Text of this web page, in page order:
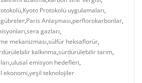
,Kyoto Protokolü uygulamaları,
,Paris Anlaşması,perflorokarbonlar,
,sera gazları,
mekanizması,sülfür heksaflorür,
kalkınma,sürdürülebilir tarım,
,ulusal emisyon hedefleri,
ekonomi,yeşil teknolojiler